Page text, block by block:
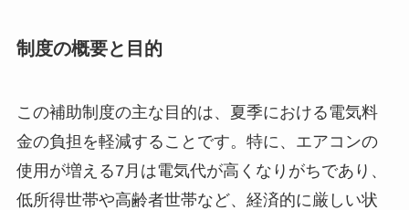
制度の概要と目的
この補助制度の主な目的は、夏季における電気料
金の負担を軽減することです。特に、エアコンの
使用が増える7月は電気代が高くなりがちであり、
低所得世帯や高齢者世帯など、経済的に厳しい状